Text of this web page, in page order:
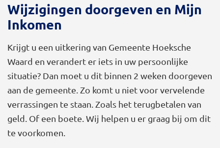
Wijzigingen doorgeven en Mijn
Inkomen
Krijgt u een uitkering van Gemeente Hoeksche
Waard en verandert er iets in uw persoonlijke
situatie? Dan moet u dit binnen 2 weken doorgeven
aan de gemeente. Zo komt u niet voor vervelende
verrassingen te staan. Zoals het terugbetalen van
geld. Of een boete. Wij helpen u er graag bij om dit
te voorkomen.